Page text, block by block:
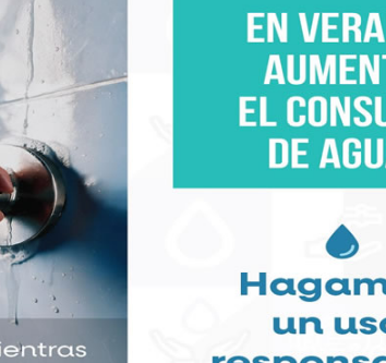
a la playa, cuando al regresar
y hecho daños a la carrocería.
tarjetas de crédito, entre otras cosas.
las tarjetas bancarias, y se
un cajero automático ubicado en el
la operación.
la playa donde sucedió el robo, para
momento se les acercaron dos
pidiéndoles las llaves del carro;
grita pidiendo ayuda) los obligaron a
Alonso tiró las llaves lejos en la arena.